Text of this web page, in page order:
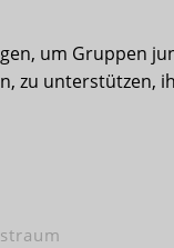
um Gruppen
zu unterstützen,